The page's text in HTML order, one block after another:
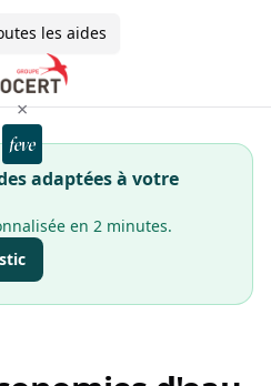
les aides
×
adaptées à votre
en 2 minutes.